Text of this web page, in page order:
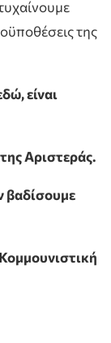
της
είναι
Αριστεράς.
βαδίσουμε